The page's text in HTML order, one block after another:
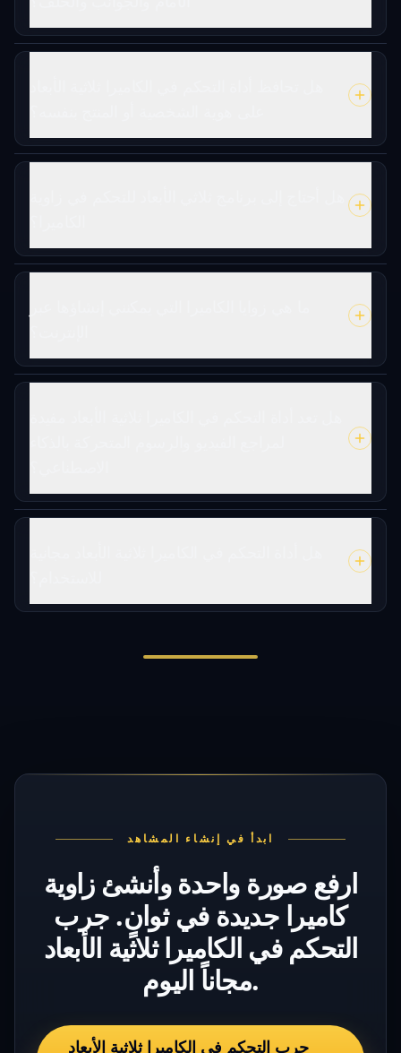
ابدأ في إنشاء المشاهد
ارفع صورة واحدة وأنشئ زاوية
كاميرا جديدة في ثوانٍ. جرب
التحكم في الكاميرا ثلاثية الأبعاد
مجاناً اليوم.
جرب التحكم في الكاميرا ثلاثية الأبعاد